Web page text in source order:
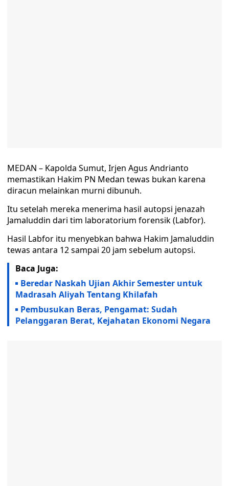
MEDAN – Kapolda Sumut, Irjen Agus Andrianto
memastikan Hakim PN Medan tewas bukan karena
diracun melainkan murni dibunuh.
Itu setelah mereka menerima hasil autopsi jenazah
Jamaluddin dari tim laboratorium forensik (Labfor).
Hasil Labfor itu menyebkan bahwa Hakim Jamaluddin
tewas antara 12 sampai 20 jam sebelum autopsi.
Baca Juga:
Beredar Naskah Ujian Akhir Semester untuk
Madrasah Aliyah Tentang Khilafah
Pembusukan Beras, Pengamat: Sudah
Pelanggaran Berat, Kejahatan Ekonomi Negara